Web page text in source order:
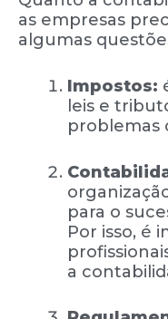
as empresas
algumas
Impostos:
leis e
problemas
para o
Por isso, é
a